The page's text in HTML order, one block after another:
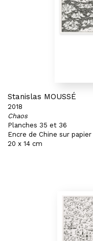
Stanislas MOUSSÉ
2018
Chaos
Planches 35 et 36
Encre de Chine sur papier
20 x 14 cm